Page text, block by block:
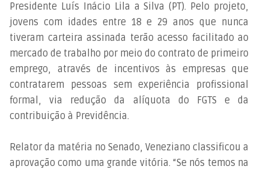
Presidente Luís Inácio Lila a Silva (PT). Pelo projeto,
jovens com idades entre 18 e 29 anos que nunca
tiveram carteira assinada terão acesso facilitado ao
mercado de trabalho por meio do contrato de primeiro
emprego, através de incentivos às empresas que
contratarem pessoas sem experiência profissional
formal, via redução da alíquota do FGTS e da
contribuição à Previdência.
Relator da matéria no Senado, Veneziano classificou a
aprovação como uma grande vitória. “Se nós temos na